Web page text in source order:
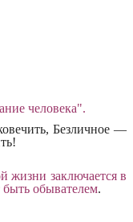
человека".
Безличное —
жизни заключается в
быть обывателем.